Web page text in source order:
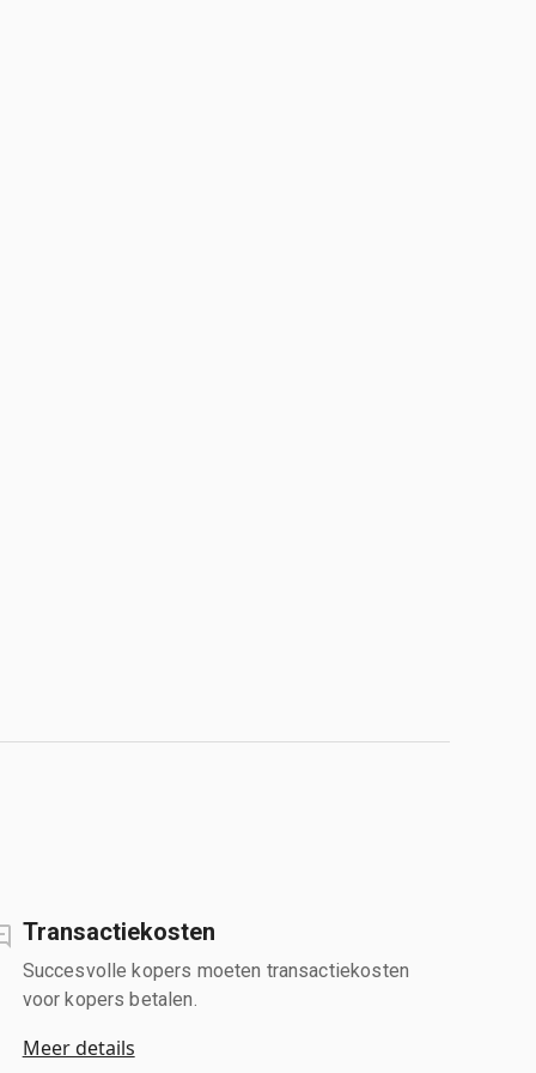
Transactiekosten
Succesvolle kopers moeten transactiekosten
voor kopers betalen.
Meer details